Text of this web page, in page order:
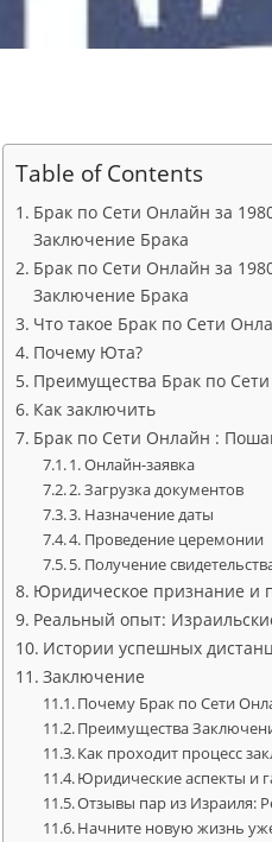
Table of Contents
Брак по Сети Онлайн за
Заключение Брака
Брак по Сети Онлайн за
Заключение Брака
Что такое Брак по Сети
Почему Юта?
Преимущества Брак по
Как заключить
Брак по Сети Онлайн :
1. Онлайн-заявка
2. Загрузка документов
3. Назначение даты
4. Проведение церемонии
5. Получение
Юридическое признание и
Реальный опыт:
Истории успешных
Заключение
Почему Брак по Cети
Преимущества
Как проходит процесс
Юридические аспекты и
Отзывы пар из Израиля:
Начните новую жизнь